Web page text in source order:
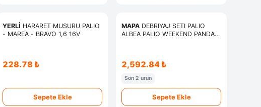
YERLİ HARARET MUSURU PALIO
- MAREA - BRAVO 1,6 16V
228.78 ₺
Sepete Ekle
MAPA DEBRIYAJ SETI PALIO
ALBEA PALIO WEEKEND PANDA
2,592.84 ₺
Son 2 urun
Sepete Ekle